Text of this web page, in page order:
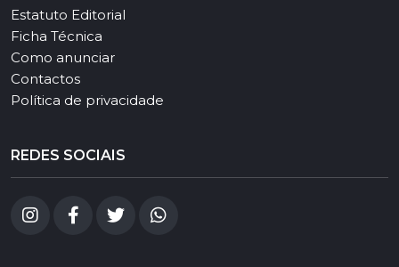
Estatuto Editorial
Ficha Técnica
Como anunciar
Contactos
Política de privacidade
REDES SOCIAIS